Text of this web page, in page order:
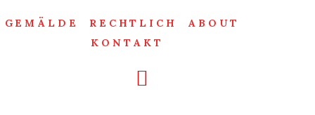
GEMÄLDE RECHTLICH ABOUT
KONTAKT